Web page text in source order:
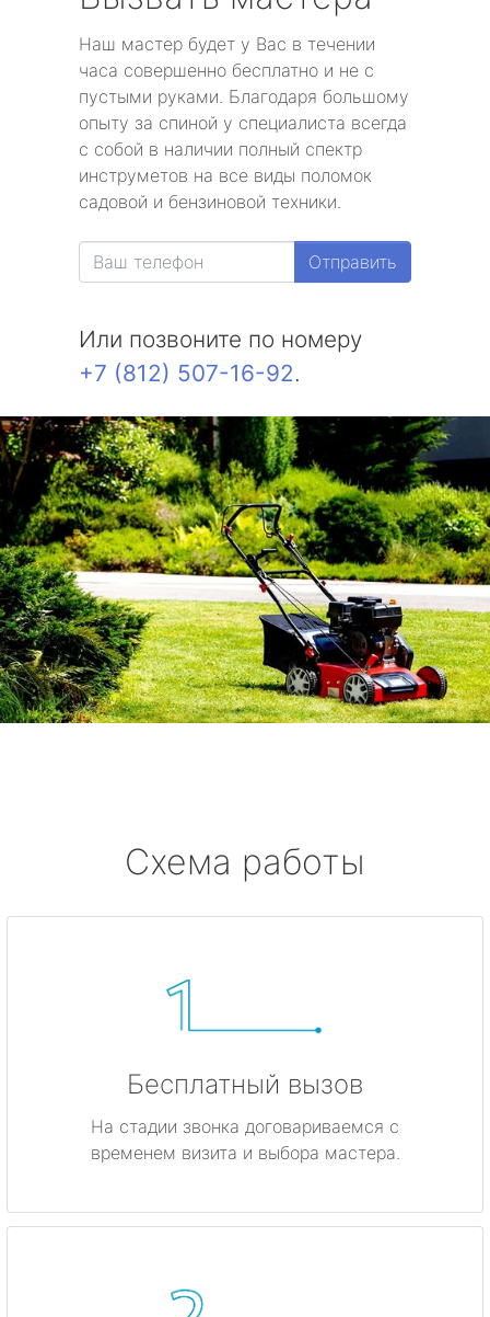
Наш мастер будет у Вас в течении
часа совершенно бесплатно и не с
пустыми руками. Благодаря большому
опыту за спиной у специалиста всегда
с собой в наличии полный спектр
инструметов на все виды поломок
садовой и бензиновой техники.
Отправить
Или позвоните по номеру
+7 (812) 507-16-92.
Схема работы
Бесплатный вызов
На стадии звонка договариваемся с
временем визита и выбора мастера.